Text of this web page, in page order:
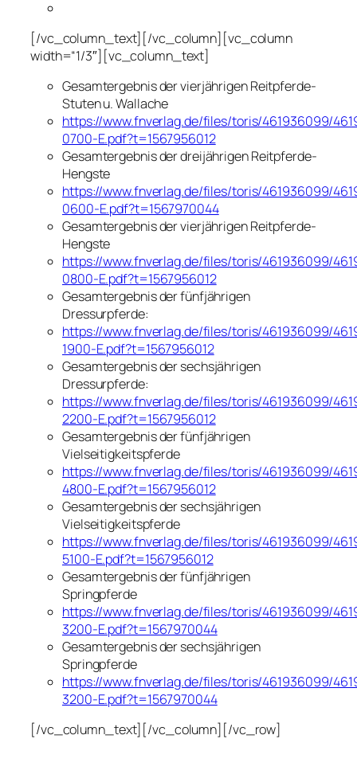
[/vc_column_text][/vc_column][vc_column
width=“1/3″][vc_column_text]
Gesamtergebnis der vierjährigen Reitpferde-
Stuten u. Wallache
https://www.fnverlag.de/files/toris/461936099/
0700-E.pdf?t=1567956012
Gesamtergebnis der dreijährigen Reitpferde-
Hengste
https://www.fnverlag.de/files/toris/461936099/
0600-E.pdf?t=1567970044
Gesamtergebnis der vierjährigen Reitpferde-
Hengste
https://www.fnverlag.de/files/toris/461936099/
0800-E.pdf?t=1567956012
Gesamtergebnis der fünfjährigen
Dressurpferde:
https://www.fnverlag.de/files/toris/461936099/
1900-E.pdf?t=1567956012
Gesamtergebnis der sechsjährigen
Dressurpferde:
https://www.fnverlag.de/files/toris/461936099/
2200-E.pdf?t=1567956012
Gesamtergebnis der fünfjährigen
Vielseitigkeitspferde
https://www.fnverlag.de/files/toris/461936099/
4800-E.pdf?t=1567956012
Gesamtergebnis der sechsjährigen
Vielseitigkeitspferde
https://www.fnverlag.de/files/toris/461936099/
5100-E.pdf?t=1567956012
Gesamtergebnis der fünfjährigen
Springpferde
https://www.fnverlag.de/files/toris/461936099/
3200-E.pdf?t=1567970044
Gesamtergebnis der sechsjährigen
Springpferde
https://www.fnverlag.de/files/toris/461936099/
3200-E.pdf?t=1567970044
[/vc_column_text][/vc_column][/vc_row]